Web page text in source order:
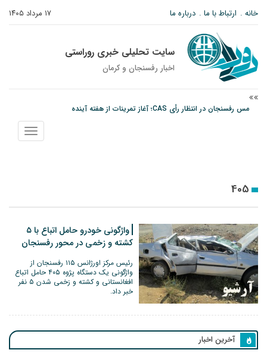
۱۷ مرداد ۱۴۰۵ خانه ارتباط با ما درباره ما
سایت تحلیلی خبری روراستی
اخبار رفسنجان و كرمان
مس رفسنجان در انتظار رأی CAS؛ آغاز تمرینات از هفته آینده
پیام رئیس کل دادگستری استان کرمان به مناسبت ۱۷ مردادماه سالروز شهادت شهید
نمایش
منو
405
واژگونی خودرو حامل اتباع با ۵
کشته و زخمی در محور رفسنجان
رئیس مرکز اورژانس ۱۱۵ رفسنجان از
واژگونی یک دستگاه پژوه ۴۰۵ حامل اتباع
افغانستانی و کشته و زخمی شدن ۵ نفر
خبر داد.
آخرین اخبار